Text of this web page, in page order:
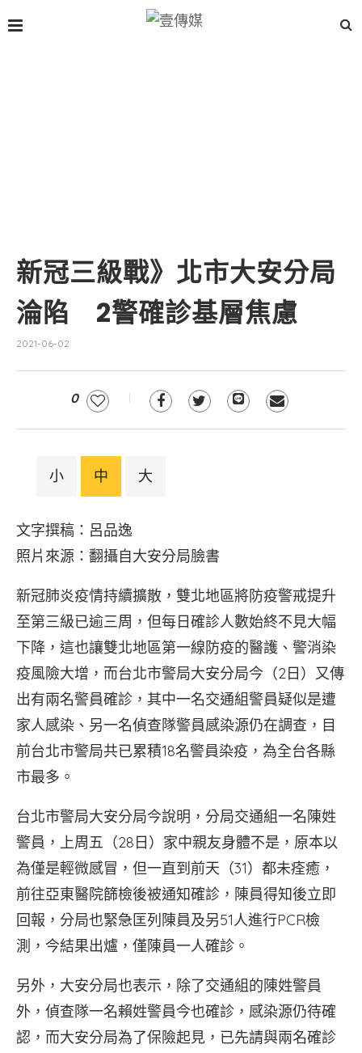
新冠三級戰》北市大安分局
淪陷 2警確診基層焦慮
2021-06-02
0
小 中 大
文字撰稿：呂品逸
照片來源：翻攝自大安分局臉書
新冠肺炎疫情持續擴散，雙北地區將防疫警戒提升
至第三級已逾三周，但每日確診人數始終不見大幅
下降，這也讓雙北地區第一線防疫的醫護、警消染
疫風險大增，而台北市警局大安分局今（2日）又傳
出有兩名警員確診，其中一名交通組警員疑似是遭
家人感染、另一名偵查隊警員感染源仍在調查，目
前台北市警局共已累積18名警員染疫，為全台各縣
市最多。
台北市警局大安分局今說明，分局交通組一名陳姓
警員，上周五（28日）家中親友身體不是，原本以
為僅是輕微感冒，但一直到前天（31）都未痊癒，
前往亞東醫院篩檢後被通知確診，陳員得知後立即
回報，分局也緊急匡列陳員及另51人進行PCR檢
測，今結果出爐，僅陳員一人確診。
另外，大安分局也表示，除了交通組的陳姓警員
外，偵查隊一名賴姓警員今也確診，感染源仍待確
認，而大安分局為了保險起見，已先請與兩名確診